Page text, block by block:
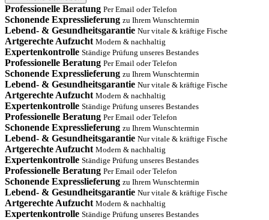
Professionelle Beratung Per Email oder Telefon
Schonende Expresslieferung zu Ihrem Wunschtermin
Lebend- & Gesundheitsgarantie Nur vitale & kräftige Fische
Artgerechte Aufzucht Modern & nachhaltig
Expertenkontrolle Ständige Prüfung unseres Bestandes
Professionelle Beratung Per Email oder Telefon
Schonende Expresslieferung zu Ihrem Wunschtermin
Lebend- & Gesundheitsgarantie Nur vitale & kräftige Fische
Artgerechte Aufzucht Modern & nachhaltig
Expertenkontrolle Ständige Prüfung unseres Bestandes
Professionelle Beratung Per Email oder Telefon
Schonende Expresslieferung zu Ihrem Wunschtermin
Lebend- & Gesundheitsgarantie Nur vitale & kräftige Fische
Artgerechte Aufzucht Modern & nachhaltig
Expertenkontrolle Ständige Prüfung unseres Bestandes
Professionelle Beratung Per Email oder Telefon
Schonende Expresslieferung zu Ihrem Wunschtermin
Lebend- & Gesundheitsgarantie Nur vitale & kräftige Fische
Artgerechte Aufzucht Modern & nachhaltig
Expertenkontrolle Ständige Prüfung unseres Bestandes